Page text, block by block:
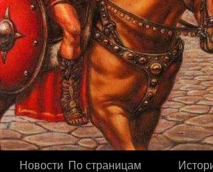
Новости По страницам